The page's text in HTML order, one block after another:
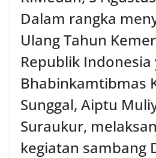
oleh Bhabinkamtibmas di
Sunggal sebagai bagian
situasi Kamtibmas yang
sekaligus menumbuhkan
warga dalam
Dalam rangka
Ulang Tahun
Republik Indonesia
Bhabinkamtibmas
Sunggal, Aiptu
Suraukur,
kegiatan sambang